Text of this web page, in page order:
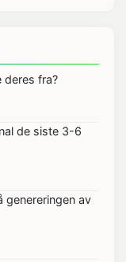
deres fra?
de siste 3-6
genereringen av